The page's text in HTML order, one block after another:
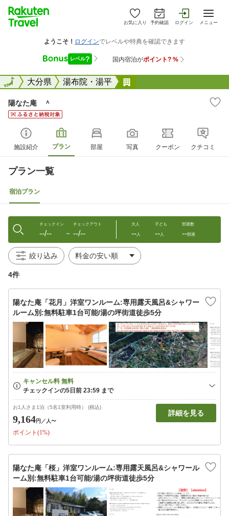
お気に入り 予約確認 ログイン メニュー
全国大分県 湯布院・湯平
全国
陽なた庵 ＾
施設紹介 プラン 部屋 写真 クーポン クチコミ
プラン一覧
宿泊プラン
チェックイン
--/-- 〜
チェックアウト
--/--
大人
--人
子ども
--人
部屋数
--部屋
絞り込み
4件
陽なた庵「花月」洋室ワンルーム:専用露天風呂&シャワー
ルーム別:無料駐車1台可能/湯の坪街道徒歩5分
お1人さま1泊（5名1室利用時） (税込)
9,164円 ／人〜
ポイント(1%)
詳細を見る
陽なた庵「桜」洋室ワンルーム:専用露天風呂&シャワール
ーム別:無料駐車1台可能/湯の坪街道徒歩5分